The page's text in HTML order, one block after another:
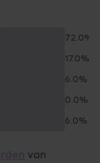
72.0%
17.0%
6.0%
0.0%
6.0%
van